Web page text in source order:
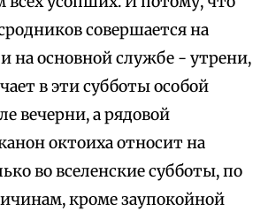
совершается на
на основной службе - утрени,
в эти субботы особой
вечерни, а рядовой
октоиха относит на
во вселенские субботы, по
кроме заупокойной